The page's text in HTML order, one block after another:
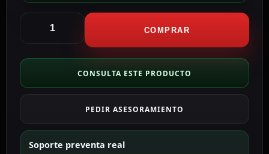
alimentación
DMT-
FP9000P
COMPRAR
CONSULTA ESTE PRODUCTO
PEDIR ASESORAMIENTO
Soporte preventa real